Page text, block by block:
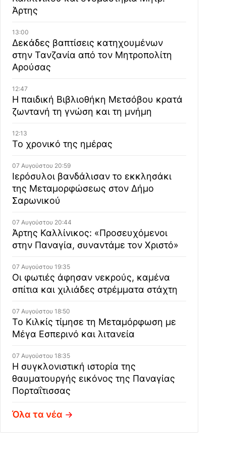
Άρτης
13:00
Δεκάδες βαπτίσεις κατηχουμένων
στην Τανζανία από τον Μητροπολίτη
Αρούσας
12:47
Η παιδική Βιβλιοθήκη Μετσόβου κρατά
ζωντανή τη γνώση και τη μνήμη
12:13
Το χρονικό της ημέρας
07 Αυγούστου 20:59
Ιερόσυλοι βανδάλισαν το εκκλησάκι
της Μεταμορφώσεως στον Δήμο
Σαρωνικού
07 Αυγούστου 20:44
Άρτης Καλλίνικος: «Προσευχόμενοι
στην Παναγία, συναντάμε τον Χριστό»
07 Αυγούστου 19:35
Οι φωτιές άφησαν νεκρούς, καμένα
σπίτια και χιλιάδες στρέμματα στάχτη
07 Αυγούστου 18:50
Το Κιλκίς τίμησε τη Μεταμόρφωση με
Μέγα Εσπερινό και λιτανεία
07 Αυγούστου 18:35
Η συγκλονιστική ιστορία της
θαυματουργής εικόνος της Παναγίας
Πορταΐτισσας
Όλα τα νέα